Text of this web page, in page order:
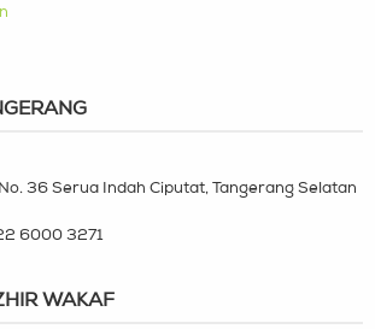
36 Serua Indah Ciputat, Tangerang Selatan
6000 3271
WAKAF